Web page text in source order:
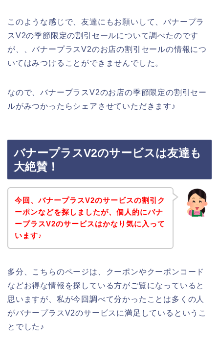
このような感じで、友達にもお願いして、バナープラ
スV2の季節限定の割引セールについて調べたのです
が、、バナープラスV2のお店の割引セールの情報につ
いてはみつけることができませんでした。
なので、バナープラスV2のお店の季節限定の割引セー
ルがみつかったらシェアさせていただきます♪
バナープラスV2のサービスは友達も
大絶賛！
今回、バナープラスV2のサービスの割引ク
ーポンなどを探しましたが、個人的にバナ
ープラスV2のサービスはかなり気に入って
います♪
多分、こちらのページは、クーポンやクーポンコード
などお得な情報を探している方がご覧になっていると
思いますが、私が今回調べて分かったことは多くの人
がバナープラスV2のサービスに満足しているというこ
とでした♪